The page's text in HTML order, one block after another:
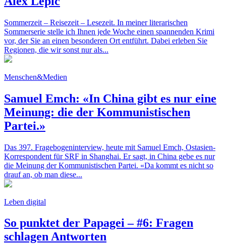
Sommerzeit – Reisezeit – Lesezeit. In meiner literarischen
Sommerserie stelle ich Ihnen jede Woche einen spannenden Krimi
vor, der Sie an einen besonderen Ort entführt. Dabei erleben Sie
Regionen, die wir sonst nur als...
Menschen&Medien
Samuel Emch: «In China gibt es nur eine
Meinung: die der Kommunistischen
Partei.»
Das 397. Fragebogeninterview, heute mit Samuel Emch, Ostasien-
Korrespondent für SRF in Shanghai. Er sagt, in China gebe es nur
die Meinung der Kommunistischen Partei. «Da kommt es nicht so
drauf an, ob man diese...
Leben digital
So punktet der Papagei – #6: Fragen
schlagen Antworten